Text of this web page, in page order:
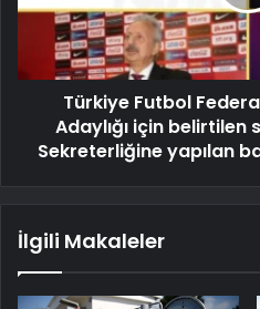
Türkiye Futbol
Adaylığı için belirtilen
Sekreterliğine yapılan
İlgili Makaleler